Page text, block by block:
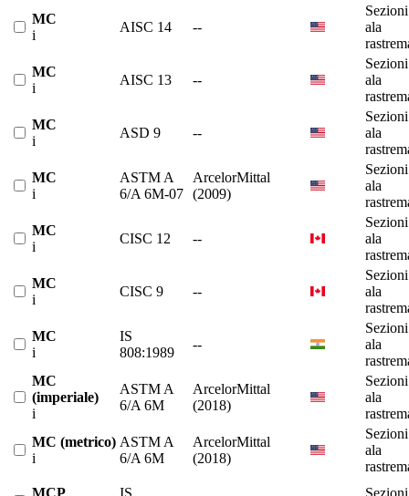
MC
i
AISC 14 --
ala
MC
i
AISC 13 --
ala
MC
i
ASD 9 --
ala
MC
i
ASTM A
6/A 6M-07
ArcelorMittal
(2009)
ala
MC
i
CISC 12 --
ala
MC
i
CISC 9 --
ala
MC
i
IS
808:1989
--
ala
MC
(imperiale)
i
ASTM A
6/A 6M
ArcelorMittal
(2018)
ala
MC (metrico)
i
ASTM A
6/A 6M
ArcelorMittal
(2018)
ala